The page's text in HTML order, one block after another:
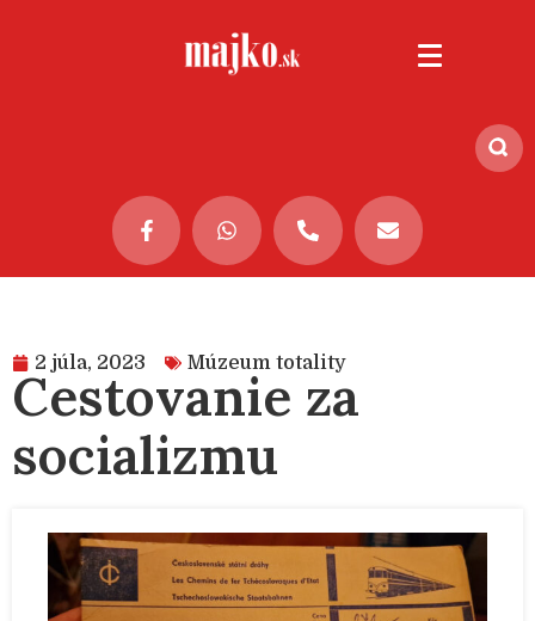
2 júla, 2023 Múzeum totality
Cestovanie za
socializmu